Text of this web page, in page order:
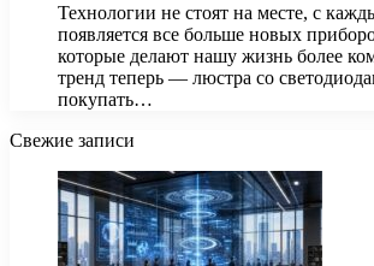
Технологии не стоят на месте, с
появляется все больше новых
которые делают нашу жизнь более
тренд теперь — люстра со
покупать…
Свежие записи